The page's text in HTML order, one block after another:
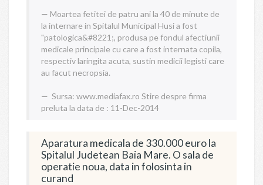
Moartea fetitei de patru ani la 40 de minute de
la internare in Spitalul Municipal Husi a fost
"patologica&#8221;, produsa pe fondul afectiunii
medicale principale cu care a fost internata copila,
respectiv laringita acuta, sustin medicii legisti care
au facut necropsia.
Sursa: www.mediafax.ro Stire despre firma
preluta la data de : 11-Dec-2014
Aparatura medicala de 330.000 euro la
Spitalul Judetean Baia Mare. O sala de
operatie noua, data in folosinta in
curand